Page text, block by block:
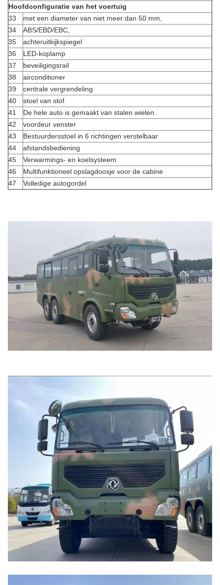
Hoofdconfiguratie van het voertuig
33
met een diameter van niet meer dan 50 mm,
34
ABS/EBD/EBC,
35
achteruitkijkspiegel
36
LED-koplamp
37
beveiligingsrail
38
airconditioner
39
centrale vergrendeling
40
stoel van stof
41
De hele auto is gemaakt van stalen wielen.
42
voordeur venster
43
Bestuurdersstoel in 6 richtingen verstelbaar
44
afstandsbediening
45
Verwarmings- en koelsysteem
46
Multifunktioneel opslagdoosje voor de cabine
47
Volledige autogordel